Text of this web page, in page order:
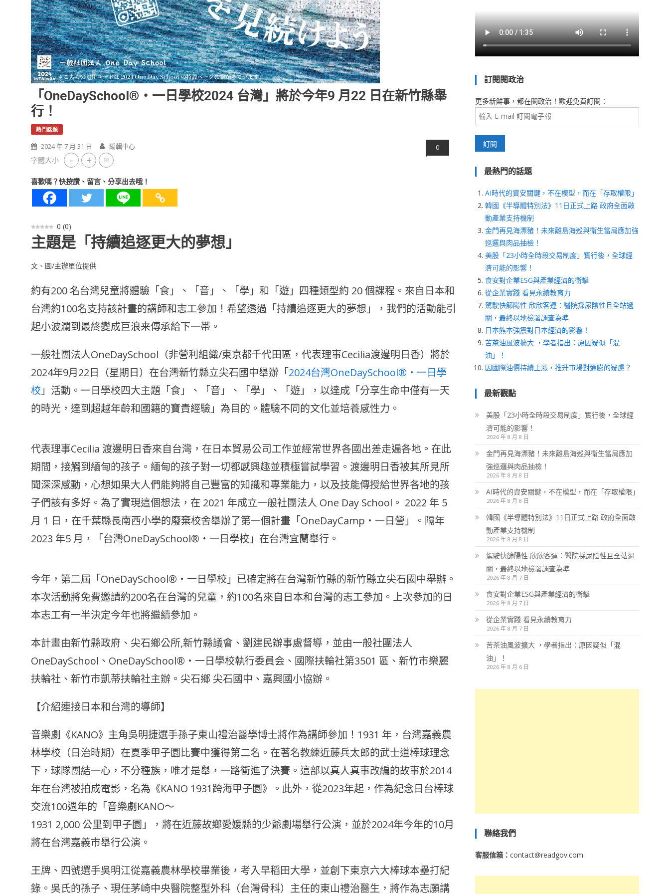
「OneDaySchool®・一日學校2024 台灣」將於今年9 月22 日在新竹縣舉
行！
熱門話題
2024 年 7 月 31 日 編輯中心 0
字體大小 - + =
喜歡嗎？快按讚、留言、分享出去哦！
0 (0)
主題是「持續追逐更大的夢想」
文、圖/主辦單位提供
約有200 名台灣兒童將體驗「食」、「音」、「學」和「遊」四種類型約 20 個課程。來自日本和
台灣約100名支持該計畫的講師和志工參加！希望透過「持續追逐更大的夢想」，我們的活動能引
起小波瀾到最終變成巨浪来傳承給下一帯。
一般社團法人OneDaySchool（非營利組織/東京都千代田區，代表理事Cecilia渡邊明日香）將於
2024年9月22日（星期日）在台灣新竹縣立尖石國中舉辦「2024台灣OneDaySchool®・一日學
校 」活動。一日學校四大主題「食」、「音」、「學」、「遊」，以達成「分享生命中僅有一天
的時光，達到超越年齡和國籍的寶貴經驗」為目的。體驗不同的文化並培養感性力。
代表理事Cecilia 渡邊明日香來自台灣，在日本貿易公司工作並經常世界各國出差走遍各地。在此
期間，接觸到緬甸的孩子。緬甸的孩子對一切都感興趣並積極嘗試學習。渡邊明日香被其所見所
聞深深感動，心想如果大人們能夠將自己豐富的知識和專業能力，以及技能傳授給世界各地的孩
子們該有多好。為了實現這個想法，在 2021 年成立一般社團法人 One Day School。 2022 年 5
月 1 日，在千葉縣長南西小學的廢棄校舍舉辦了第一個計畫「OneDayCamp・一日營」。隔年
2023 年5 月，「台灣OneDaySchool®・一日學校」在台灣宜蘭舉行。
今年，第二屆「OneDaySchool®・一日學校」已確定將在台灣新竹縣的新竹縣立尖石國中舉辦。
本次活動將免費邀請約200名在台灣的兒童，約100名來自日本和台灣的志工參加。上次參加的日
本志工有一半決定今年也將繼續參加。
本計畫由新竹縣政府、尖石鄉公所,新竹縣議會、劉建民辦事處督導，並由一般社團法人
OneDaySchool、OneDaySchool®・一日學校執行委員会、國際扶輪社第3501 區、新竹市樂麗
扶輪社、新竹市凱蒂扶輪社主辦。尖石鄉 尖石國中、嘉興國小協辦。
【介紹連接日本和台灣的導師】
音樂劇《KANO》主角吳明捷選手孫子東山禮治醫學博士將作為講師參加！1931 年，台灣嘉義農
林學校（日治時期）在夏季甲子園比賽中獲得第二名。在著名教練近藤兵太郎的武士道棒球理念
下，球隊團結一心，不分種族，唯才是舉，一路衝進了決賽。這部以真人真事改編的故事於2014
年在台灣被拍成電影，名為《KANO 1931跨海甲子園》。此外，從2023年起，作為紀念日台棒球
交流100週年的「音樂劇KANO～
1931 2,000 公里到甲子園」，將在近藤故鄉愛媛縣的少爺劇場舉行公演，並於2024年今年的10月
將在台灣嘉義市舉行公演。
王牌、四號選手吳明江從嘉義農林學校畢業後，考入早稻田大學，並創下東京六大棒球本壘打紀
錄。吳氏的孫子、現任茅崎中央醫院整型外科（台灣骨科）主任的東山禮治醫生，將作為志願講
訂閱閱政治
更多新鮮事，都在閱政治！歡迎免費訂閱：
最熱門的話題
AI時代的資安關鍵，不在模型，而在「存取權限」
韓國《半導體特別法》11日正式上路 政府全面啟
動產業支持機制
金門再見海漂豬！未來離島海巡與衛生當局應加強
巡邏與肉品抽檢！
美股「23小時全時段交易制度」實行後，全球經
濟可能的影響！
食安對企業ESG與產業經濟的衝擊
從企業實踐 看見永續教育力
駕駛快篩陽性 欣欣客運：醫院採尿陰性且全站過
關，最終以地檢署調查為準
日本熊本強震對日本經濟的影響！
苦茶油風波擴大 ，學者指出：原因疑似「混
油」！
因國際油價持續上漲，推升市場對通膨的疑慮？
最新觀點
美股「23小時全時段交易制度」實行後，全球經
濟可能的影響！
2026 年 8 月 8 日
金門再見海漂豬！未來離島海巡與衛生當局應加
強巡邏與肉品抽檢！
2026 年 8 月 8 日
AI時代的資安關鍵，不在模型，而在「存取權限」
2026 年 8 月 8 日
韓國《半導體特別法》11日正式上路 政府全面啟
動產業支持機制
2026 年 8 月 8 日
駕駛快篩陽性 欣欣客運：醫院採尿陰性且全站過
關，最終以地檢署調查為準
2026 年 8 月 7 日
食安對企業ESG與產業經濟的衝擊
2026 年 8 月 7 日
從企業實踐 看見永續教育力
2026 年 8 月 7 日
苦茶油風波擴大 ，學者指出：原因疑似「混
油」！
2026 年 8 月 6 日
聯絡我們
客服信箱： contact@readgov.com